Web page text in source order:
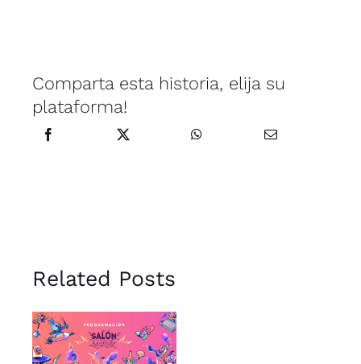
Comparta esta historia, elija su
plataforma!
Related Posts
Salón Visual
Bacánika